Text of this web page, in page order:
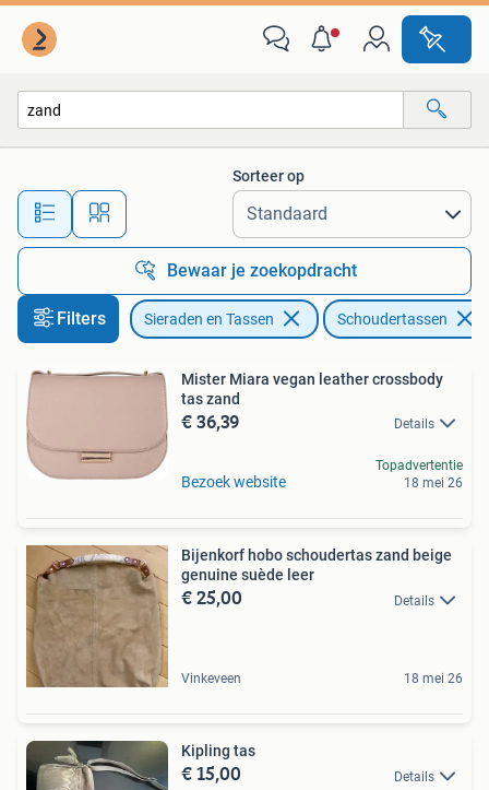
Alle afstanden…
Sorteer op
Bewaar je zoekopdracht
Filters Sieraden en Tassen Schoudertassen
Mister Miara vegan leather crossbody
tas zand
€ 36,39 Details
Bezoek website
Topadvertentie
18 mei 26
Bijenkorf hobo schoudertas zand beige
genuine suède leer
€ 25,00 Details
Vinkeveen 18 mei 26
Kipling tas
€ 15,00 Details